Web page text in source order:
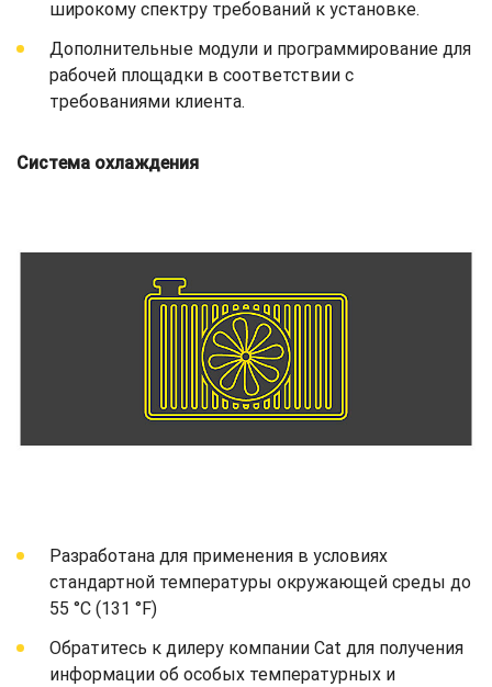
широкому спектру требований к установке.
Дополнительные модули и программирование для
рабочей площадки в соответствии с
требованиями клиента.
Система охлаждения
Разработана для применения в условиях
стандартной температуры окружающей среды до
55 °C (131 °F)
Обратитесь к дилеру компании Cat для получения
информации об особых температурных и